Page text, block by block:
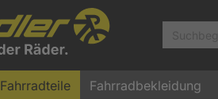
Fahrradteile Fahrradbekleidung